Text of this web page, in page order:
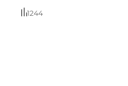
1244